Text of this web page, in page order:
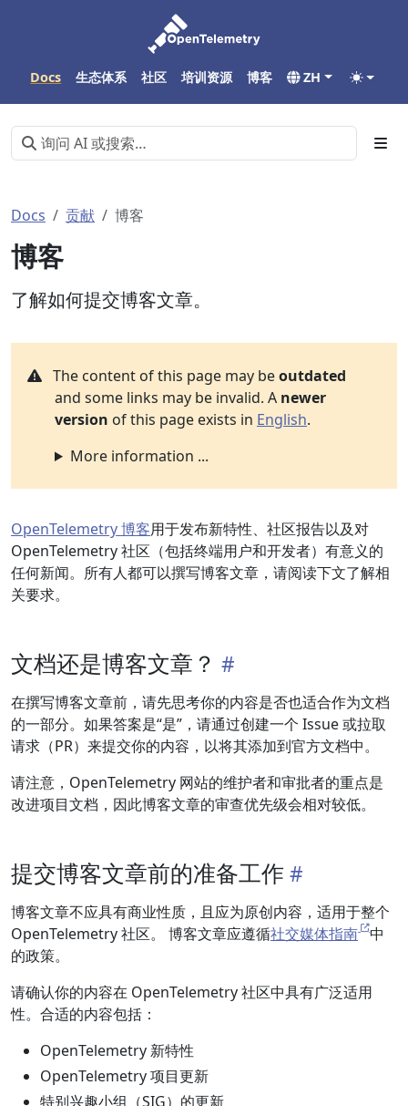
Docs 生态体系 社区 培训资源 博客 ZH
Docs 贡献 博客
博客
了解如何提交博客文章。
The content of this page may beoutdated
and some links may be invalid. A newer
version of this page exists in English.
More information ...
OpenTelemetry 博客用于发布新特性、社区报告以及对
OpenTelemetry 社区（包括终端用户和开发者）有意义的
任何新闻。所有人都可以撰写博客文章，请阅读下文了解相
关要求。
文档还是博客文章？
在撰写博客文章前，请先思考你的内容是否也适合作为文档
的一部分。如果答案是“是”，请通过创建一个 Issue 或拉取
请求（PR）来提交你的内容，以将其添加到官方文档中。
请注意，OpenTelemetry 网站的维护者和审批者的重点是
改进项目文档，因此博客文章的审查优先级会相对较低。
提交博客文章前的准备工作
博客文章不应具有商业性质，且应为原创内容，适用于整个
OpenTelemetry 社区。 博客文章应遵循社交媒体指南 中
的政策。
请确认你的内容在 OpenTelemetry 社区中具有广泛适用
性。合适的内容包括：
OpenTelemetry 新特性
OpenTelemetry 项目更新
特别兴趣小组（SIG）的更新